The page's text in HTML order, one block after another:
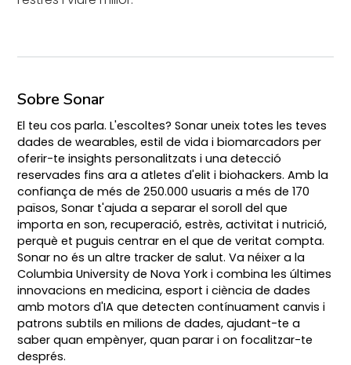
Sobre Sonar
El teu cos parla. L'escoltes? Sonar uneix totes les teves
dades de wearables, estil de vida i biomarcadors per
oferir-te insights personalitzats i una detecció
reservades fins ara a atletes d'elit i biohackers. Amb la
confiança de més de 250.000 usuaris a més de 170
països, Sonar t'ajuda a separar el soroll del que
importa en son, recuperació, estrès, activitat i nutrició,
perquè et puguis centrar en el que de veritat compta.
Sonar no és un altre tracker de salut. Va néixer a la
Columbia University de Nova York i combina les últimes
innovacions en medicina, esport i ciència de dades
amb motors d'IA que detecten contínuament canvis i
patrons subtils en milions de dades, ajudant-te a
saber quan empènyer, quan parar i on focalitzar-te
després.